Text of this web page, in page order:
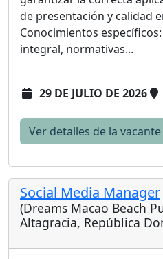
de presentación y calidad
Conocimientos
integral, normativas...
29 DE JULIO DE 2026
Ver detalles de la vacante
Social Media Manager
(Dreams Macao Beach
Altagracia, República